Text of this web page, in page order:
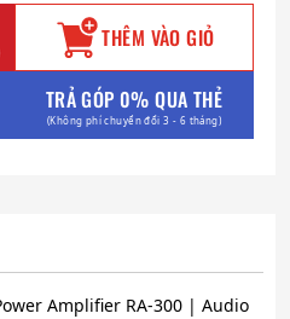
THÊM VÀO GIỎ
TRẢ GÓP 0% QUA THẺ
(Không phí chuyển đổi 3 - 6 tháng)
Amplifier RA-300 | Audio